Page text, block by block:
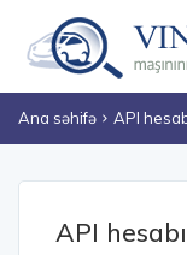
Ana səhifə API
API hesabı